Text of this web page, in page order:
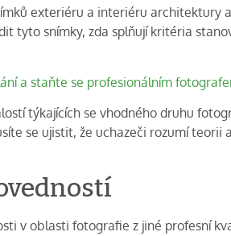
exteriéru a interiéru architektury
tyto snímky, zda splňují kritéria
a staňte se profesionálním
týkajících se vhodného druhu
se ujistit, že uchazeči rozumí teorii
v oblasti fotografie z jiné profesní